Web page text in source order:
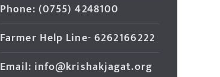
Phone: (0755) 4248100
Farmer Help Line- 6262166222
Email: info@krishakjagat.org